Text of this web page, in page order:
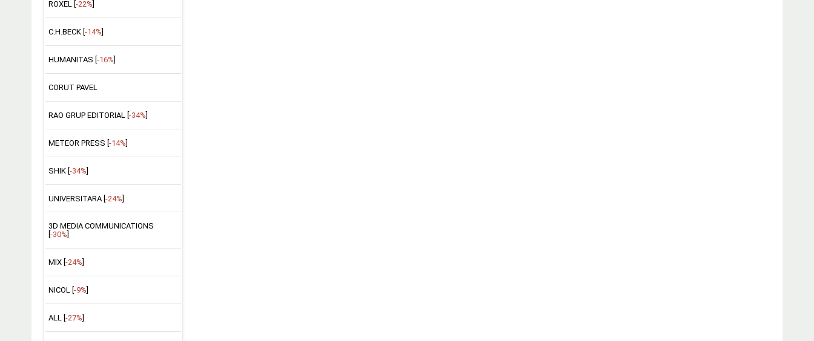
ROXEL [ -22%
C.H.BECK [ -14%
HUMANITAS [ -16%
CORUT PAVEL
RAO GRUP EDITORIAL [ -34%
METEOR PRESS [ -14%
SHIK [-34%]
UNIVERSITARA [-24%]
3D MEDIA COMMUNICATIONS
-30%
MIX [ -24%
NICOL [ -9%
ALL [ -27%